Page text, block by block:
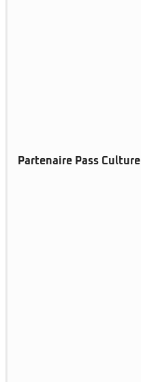
Partenaire Pass Culture